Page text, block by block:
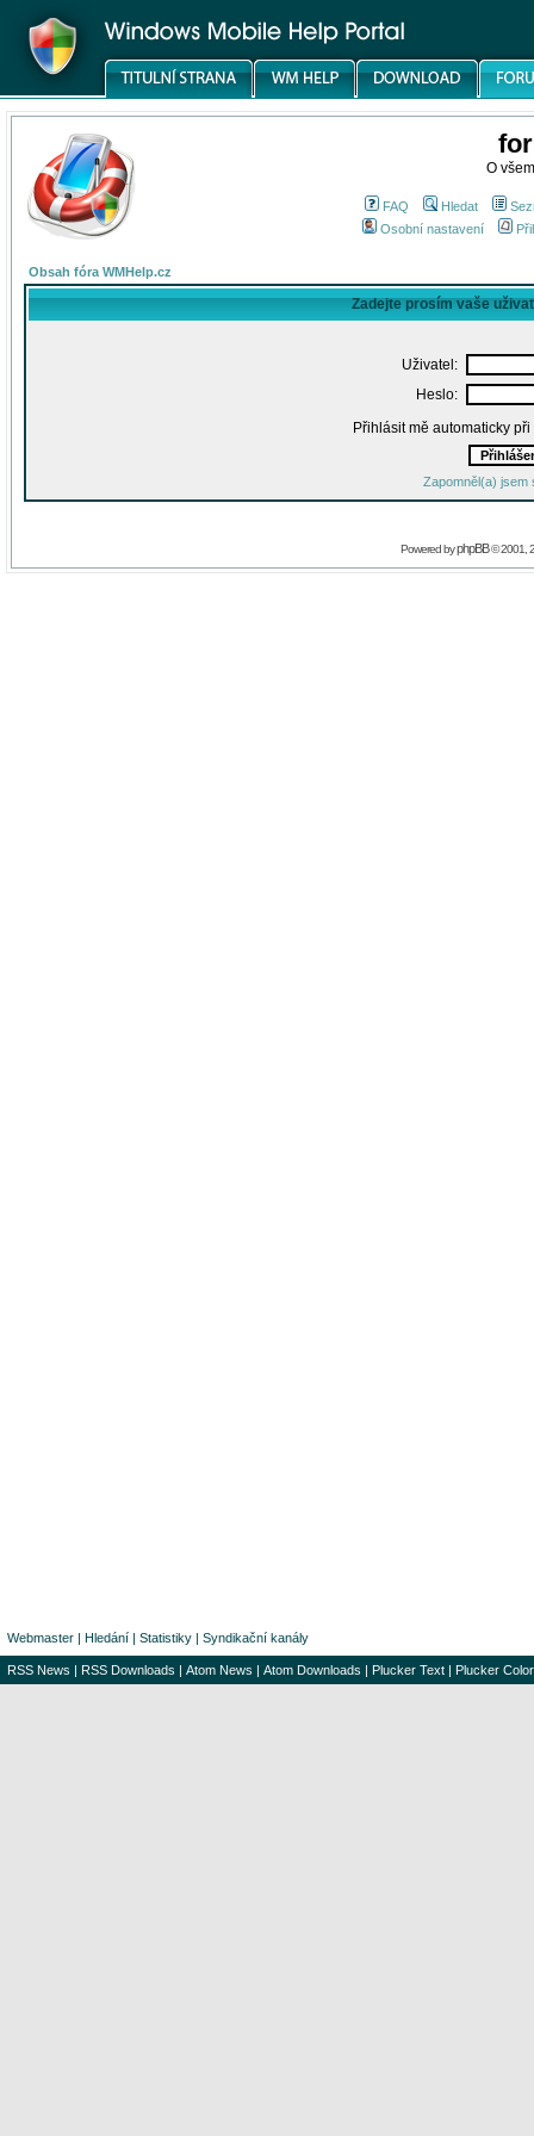
O
FAQ Hledat
Osobní nastavení
Obsah fóra WMHelp.cz
Zadejte prosím vaše
Uživatel:
Heslo:
Přihlásit mě automaticky
Zapomněl(a) jsem
Powered byphpBB© 2001,
Webmaster | Hledání | Statistiky | Syndikační kanály
RSS News | RSS Downloads | Atom News | Atom Downloads | Plucker Text | Plucker Color